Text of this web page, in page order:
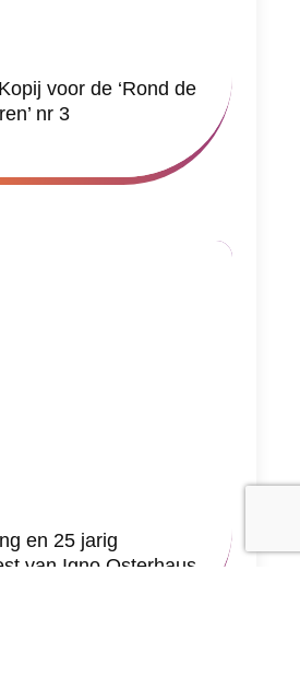
voor de ‘Rond de
nr 3
en 25 jarig
van Igno Osterhaus